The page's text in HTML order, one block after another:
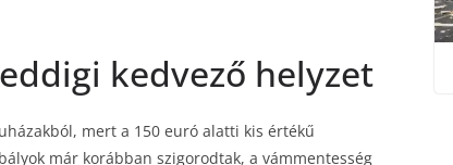
kedvező helyzet
mert a 150 euró alatti kis értékű
már korábban szigorodtak, a vámmentesség